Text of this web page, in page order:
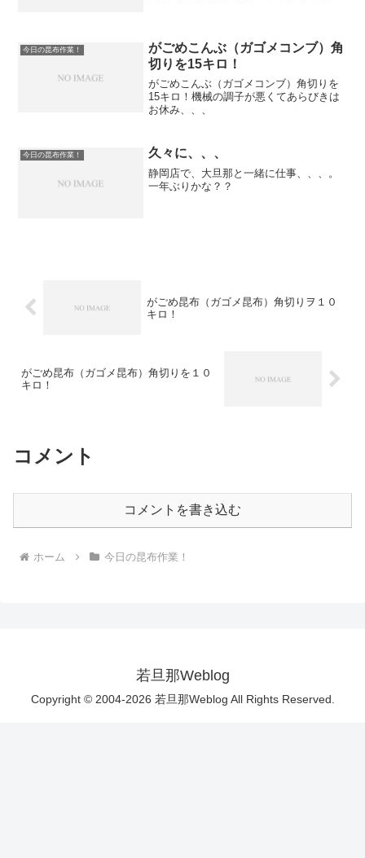
今日の昆布作業！
がごめこんぶ（ガゴメコンブ）角
切りを15キロ！
がごめこんぶ（ガゴメコンブ）角切りを
15キロ！機械の調子が悪くてあらびきは
お休み、、、
今日の昆布作業！ 久々に、、、
静岡店で、大旦那と一緒に仕事、、、。
一年ぶりかな？？
がごめ昆布（ガゴメ昆布）角切りヲ１０
キロ！
がごめ昆布（ガゴメ昆布）角切りを１０
キロ！
コメント
コメントを書き込む
ホーム 今日の昆布作業！
若旦那Weblog
Copyright © 2004-2026 若旦那Weblog All Rights Reserved.